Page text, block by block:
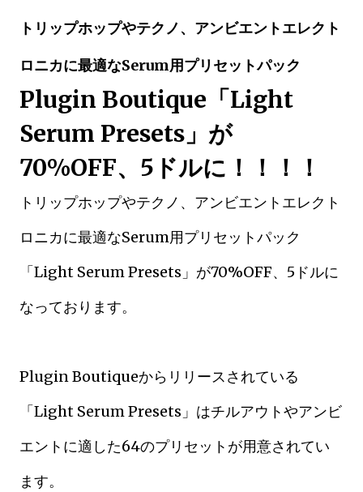
トリップホップやテクノ、アンビエントエレクト
ロニカに最適なSerum用プリセットパック
Plugin Boutique「Light
Serum Presets」が
70%OFF、5ドルに！！！！
トリップホップやテクノ、アンビエントエレクト
ロニカに最適なSerum用プリセットパック
「Light Serum Presets」が70%OFF、5ドルに
なっております。
Plugin Boutiqueからリリースされている
「Light Serum Presets」はチルアウトやアンビ
エントに適した64のプリセットが用意されてい
ます。